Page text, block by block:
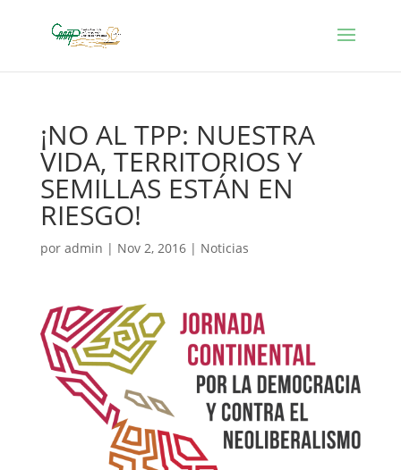
¡NO AL TPP: NUESTRA
VIDA, TERRITORIOS Y
SEMILLAS ESTÁN EN
RIESGO!
por admin | Nov 2, 2016| Noticias